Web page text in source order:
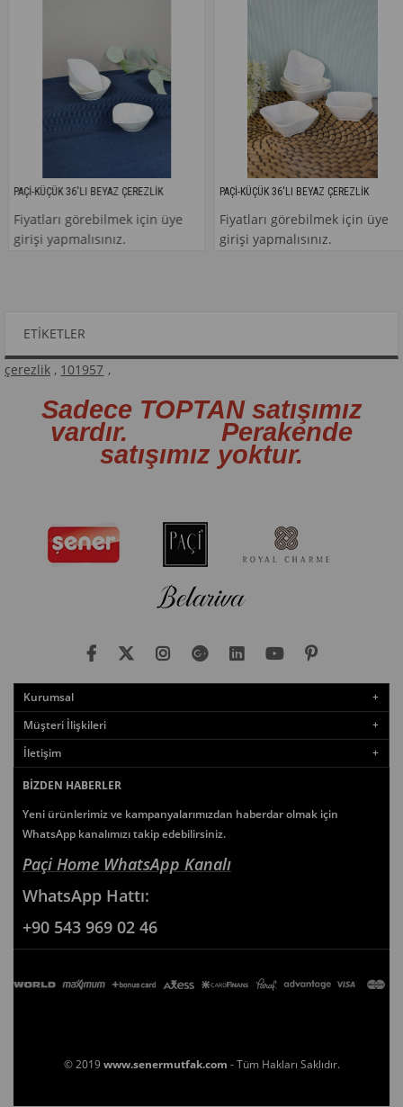
PAÇİ-KÜÇÜK 36'LI BEYAZ ÇEREZLİK
Fiyatları görebilmek için üye
girişi yapmalısınız.
PAÇİ-KÜÇÜK 36'LI BEYAZ ÇEREZLİK
Fiyatları görebilmek için üye
girişi yapmalısınız.
ETIKETLER
çerezlik , 101957 ,
Sadece TOPTAN satışımız
vardır. Perakende
satışımız yoktur.
Kurumsal
Müşteri İlişkileri
İletişim
BIZDEN HABERLER
Yeni ürünlerimiz ve kampanyalarımızdan haberdar olmak için
WhatsApp kanalımızı takip edebilirsiniz.
Paçi Home WhatsApp Kanalı
WhatsApp Hattı:
+90 543 969 02 46
© 2019www.senermutfak.com - Tüm Hakları Saklıdır.